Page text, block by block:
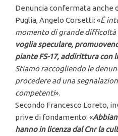
Denuncia confermata
Puglia, Angelo Corsetti: «È
momento di grande
voglia speculare,
piante FS-17, addirittura con
Stiamo raccogliendo le
procedere ad una
competenti».
Secondo Francesco Loreto,
prive di fondamento: «
hanno in licenza dal Cnr la